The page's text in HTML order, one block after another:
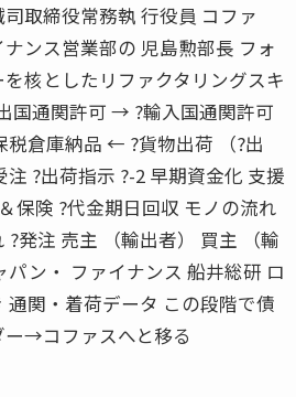
取締役常務執 行役員 コファ
ンス営業部の 児島勲部長 フォ
核としたリファクタリングスキ
国通関許可 → ?輸入国通関許可
倉庫納品 ← ?貨物出荷 （?出
?出荷指示 ?-2 早期資金化 支援
保険 ?代金期日回収 モノの流れ
発注 売主 （輸出者） 買主 （輸
パン・ ファイナンス 船井総研 ロ
通関・着荷データ この段階で債
→コファスへと移る